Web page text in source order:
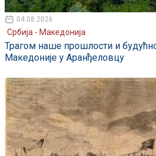
04.08.2026
Србија - Македонија
Трагом наше прошлости и
Македоније у Аранђеловцу